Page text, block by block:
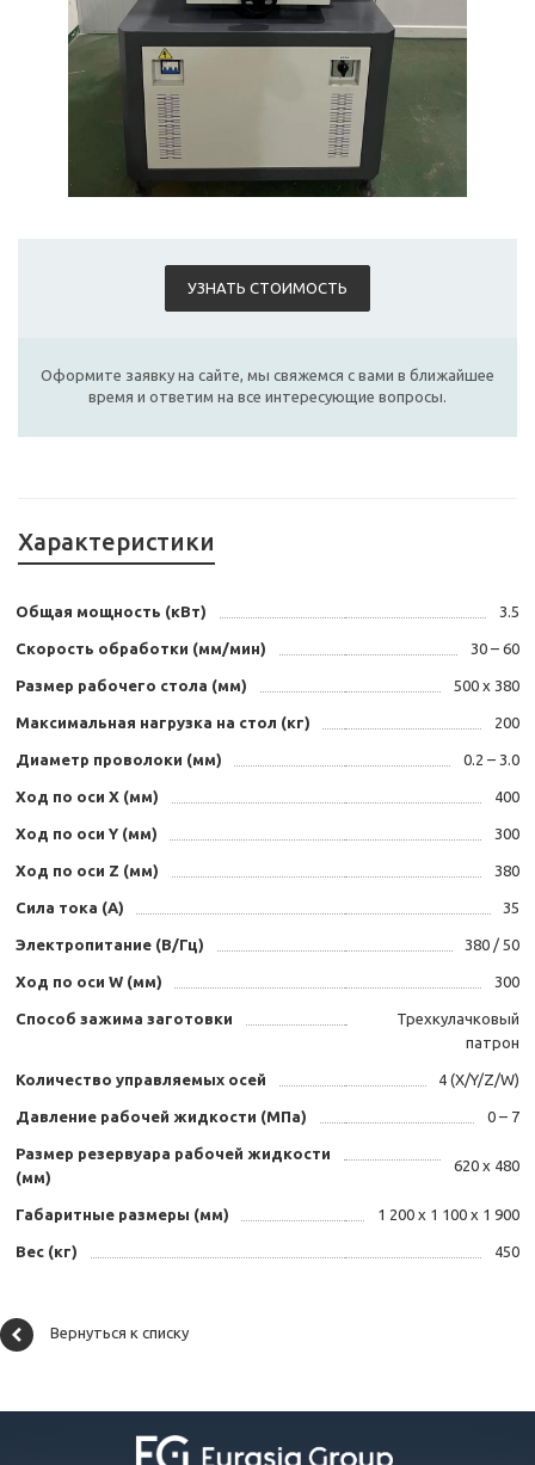
УЗНАТЬ СТОИМОСТЬ
Оформите заявку на сайте, мы свяжемся с вами в ближайшее
время и ответим на все интересующие вопросы.
Характеристики
Общая мощность (кВт) 3.5
Скорость обработки (мм/мин) 30 – 60
Размер рабочего стола (мм) 500 х 380
Максимальная нагрузка на стол (кг) 200
Диаметр проволоки (мм) 0.2 – 3.0
Ход по оси X (мм) 400
Ход по оси Y (мм) 300
Ход по оси Z (мм) 380
Сила тока (А) 35
Электропитание (В/Гц) 380 / 50
Ход по оси W (мм) 300
Способ зажима заготовки
Трехкулачковый
патрон
Количество управляемых осей 4 (X/Y/Z/W)
Давление рабочей жидкости (МПа) 0 – 7
Размер резервуара рабочей жидкости
(мм)
620 х 480
Габаритные размеры (мм) 1 200 х 1 100 х 1 900
Вес (кг) 450
Вернуться к списку